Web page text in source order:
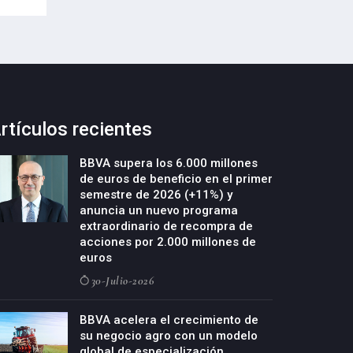
recientes
BBVA supera los 6.000 millones
de euros de beneficio en el primer
semestre de 2026 (+11%) y
anuncia un nuevo programa
extraordinario de recompra de
acciones por 2.000 millones de
euros
30-Julio-2026
BBVA acelera el crecimiento de
su negocio agro con un modelo